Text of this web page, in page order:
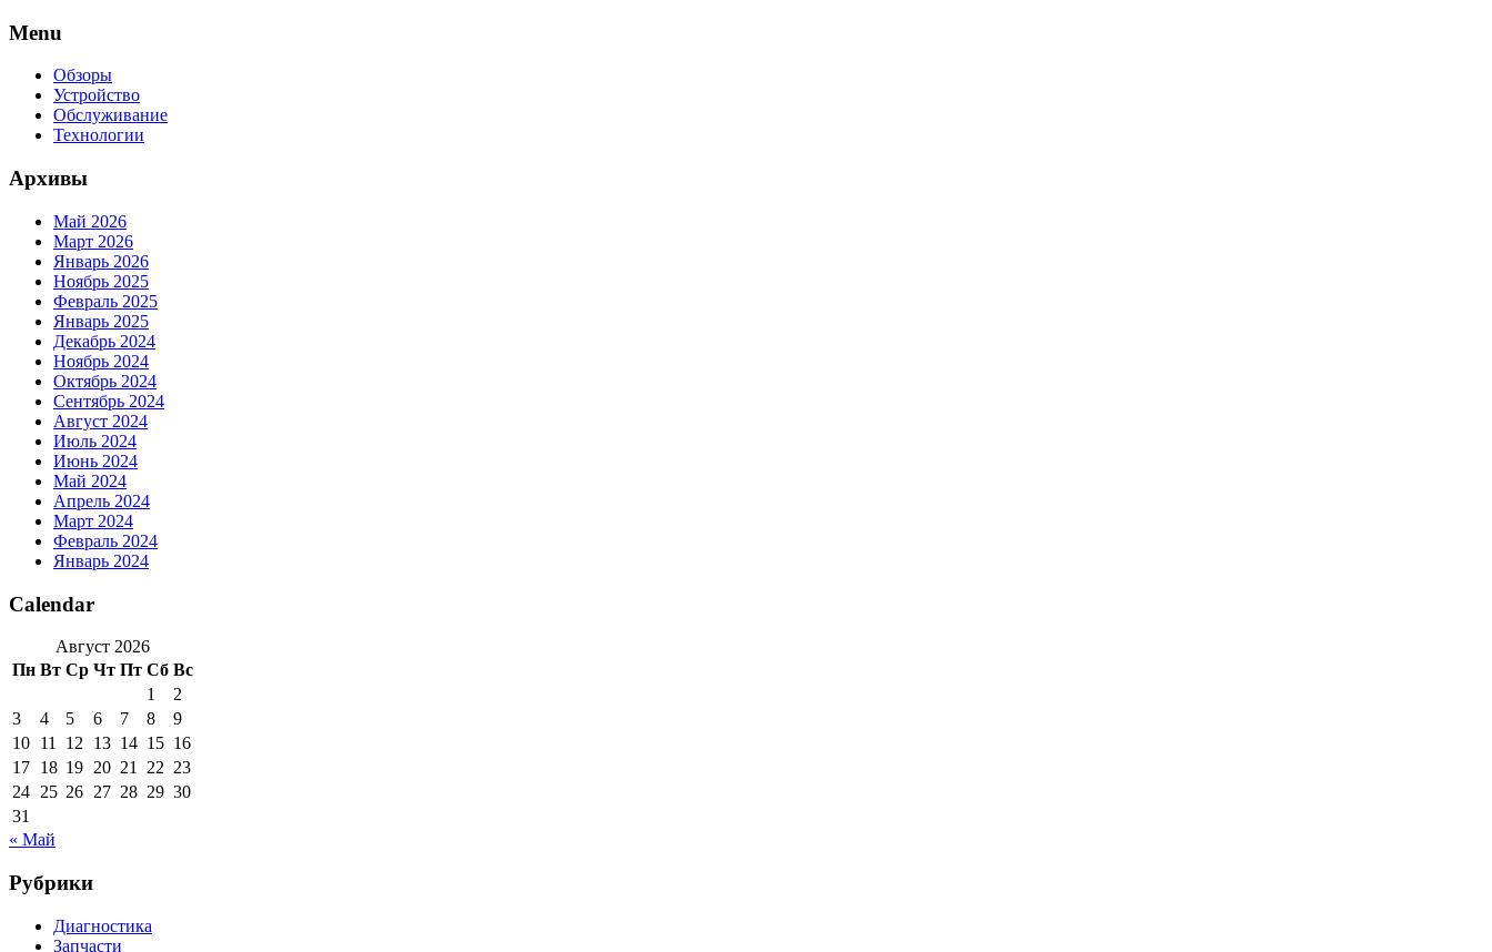
Skip
content
Menu
Обзоры
Устройство
Обслуживание
Технологии
Архивы
Май 2026
Март 2026
Январь 2026
Ноябрь 2025
Февраль 2025
Январь 2025
Декабрь 2024
Ноябрь 2024
Октябрь 2024
Сентябрь 2024
Август 2024
Июль 2024
Июнь 2024
Май 2024
Апрель 2024
Март 2024
Февраль 2024
Январь 2024
Calendar
Август 2026
Пн Вт Ср Чт Пт Сб Вс
1
2
3
4 5 6 7 8
9
10 11 12 13 14 15 16
17 18 19 20 21 22 23
24 25 26 27 28 29 30
31
« Май
Рубрики
Диагностика
Запчасти